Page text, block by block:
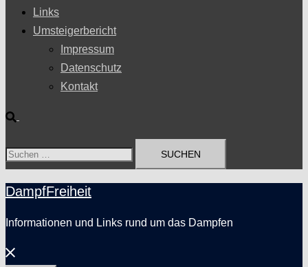
Links
Umsteigerbericht
Impressum
Datenschutz
Kontakt
Suche
Suchen
DampfFreiheit
Informationen und Links rund um das Dampfen
Menü
schließen